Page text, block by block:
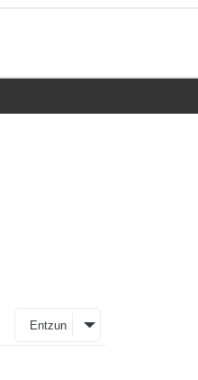
Entzun